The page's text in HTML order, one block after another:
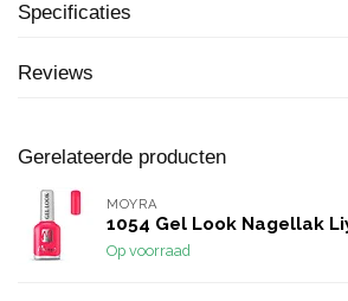
Specificaties
Reviews
Gerelateerde producten
MOYRA
1054 Gel Look Nagellak
Op voorraad